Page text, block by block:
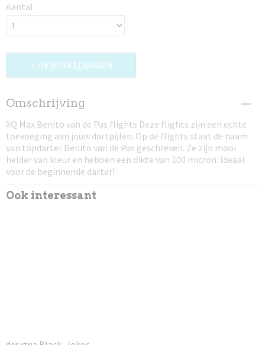
Aantal
IN WINKELWAGEN
Omschrijving
XQ Max Benito van de Pas flights Deze flights zijn een echte
toevoeging aan jouw dartpijlen. Op de flights staat de naam
van topdarter Benito van de Pas geschreven. Ze zijn mooi
helder van kleur en hebben een dikte van 100 micron. Ideaal
voor de beginnende darter!
Ook interessant